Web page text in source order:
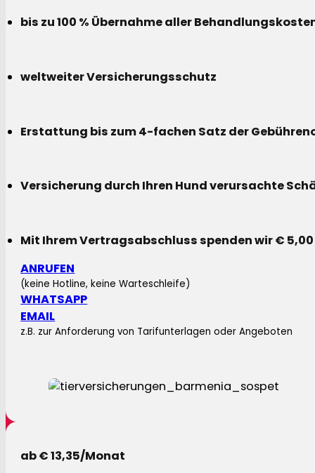
bis zu 100 % Übernahme aller
weltweiter Versicherungsschutz
Erstattung bis zum 4-fachen Satz der
Versicherung durch Ihren Hund verursachte
Mit Ihrem Vertragsabschluss spenden wir €
ANRUFEN
(keine Hotline, keine Warteschleife)
WHATSAPP
EMAIL
z.B. zur Anforderung von Tarifunterlagen oder Angeboten
ab € 13,35/Monat